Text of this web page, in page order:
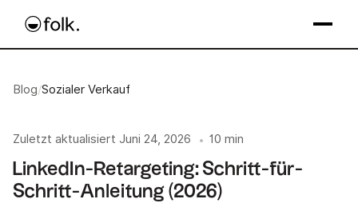
Blog/Sozialer Verkauf
Zuletzt aktualisiert Juni 24, 2026 • 10 min
LinkedIn-Retargeting: Schritt-für-
Schritt-Anleitung (2026)